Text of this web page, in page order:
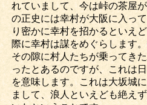
れていまして、今は峠の茶屋
の正史には幸村が大阪に入っ
り密かに幸村を招かるといえ
際に幸村は謀をめぐらします
その隙に村人たちが乗ってき
ったとあるのですが、これは
を意味します。これは大坂城
まして、浪人といえども絶え